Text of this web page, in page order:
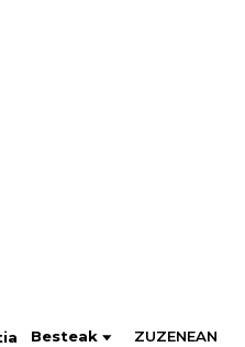
Besteak ZUZENEAN